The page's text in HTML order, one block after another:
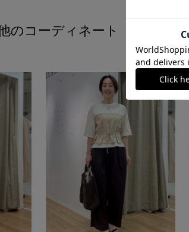
のコーディネート